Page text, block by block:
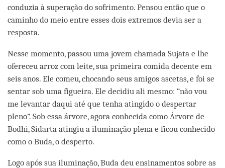
conduzia à superação do sofrimento. Pensou então que o
caminho do meio entre esses dois extremos devia ser a
resposta.
Nesse momento, passou uma jovem chamada Sujata e lhe
ofereceu arroz com leite, sua primeira comida decente em
seis anos. Ele comeu, chocando seus amigos ascetas, e foi se
sentar sob uma figueira. Ele decidiu ali mesmo: “não vou
me levantar daqui até que tenha atingido o despertar
pleno”. Sob essa árvore, agora conhecida como Árvore de
Bodhi, Sidarta atingiu a iluminação plena e ficou conhecido
como o Buda, o desperto.
Logo após sua iluminação, Buda deu ensinamentos sobre as